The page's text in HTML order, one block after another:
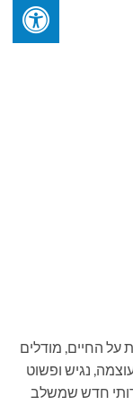
על החיים, מודלים
נגיש ופשוט
חדש שמשלב